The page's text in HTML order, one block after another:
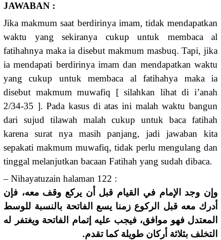
JAWABAN :
Jika makmum saat berdirinya imam, tidak mendapatkan
waktu yang sekiranya cukup untuk membaca al
fatihahnya maka ia disebut makmum masbuq. Tapi, jika
ia mendapati berdirinya imam dan mendapatkan waktu
yang cukup untuk membaca al fatihahya maka ia
disebut makmum muwafiq [ silahkan lihat di i’anah
2/34-35 ]. Pada kasus di atas ini malah waktu bangun
dari sujud tilawah malah cukup untuk baca fatihah
karena surat nya masih panjang, jadi jawaban kita
sepakati makmum muwafiq, tidak perlu mengulang dan
tinggal melanjutkan bacaan Fatihah yang sudah dibaca.
– Nihayatuzain halaman 122 :
وإن وجد الإمام في القيام قبل أن يركع وقف معه، فإن
أدرك معه قبل الركوع زمنا يسع الفاتحة بالنسبة للوسط
المعتدل فهو موافق، فيجب عليه إتمام الفاتحة ويغتفر له
التخلف بثلاثة أركان طويلة كما تقدم.